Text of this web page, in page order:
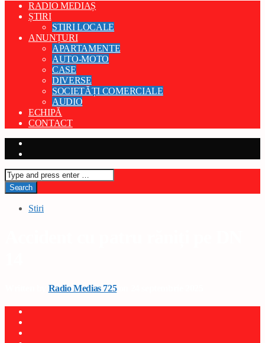
RADIO MEDIAȘ
ȘTIRI
STIRI LOCALE
ANUNȚURI
APARTAMENTE
AUTO-MOTO
CASE
DIVERSE
SOCIETĂȚI COMERCIALE
AUDIO
ECHIPĂ
CONTACT
Stiri
Radio Medias 725on 24 septembrie 2025